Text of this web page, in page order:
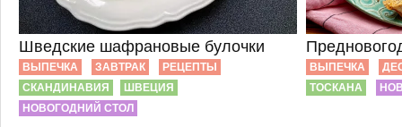
Шведские шафрановые булочки
ВЫПЕЧКА ЗАВТРАК
РЕЦЕПТЫ
СКАНДИНАВИЯ
ШВЕЦИЯ
НОВОГОДНИЙ СТОЛ
ВЫПЕЧКА
ТОСКАНА